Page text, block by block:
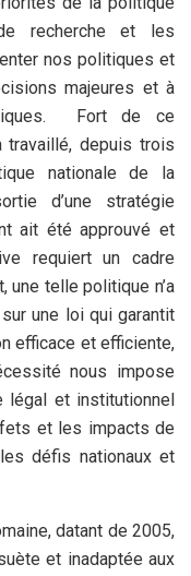
recherche et les
nos politiques et
majeures et à
Fort de ce
travaillé, depuis trois
nationale de la
d’une stratégie
ait été approuvé et
requiert un cadre
une telle politique n’a
une loi qui garantit
efficace et efficiente,
nous impose
légal et institutionnel
et les impacts de
défis nationaux et
datant de 2005,
et inadaptée aux